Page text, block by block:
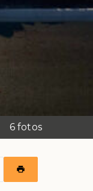
6 fotos